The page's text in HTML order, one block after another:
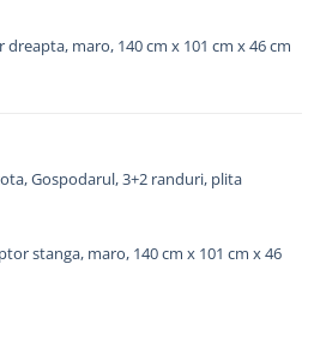
maro, 140 cm x 101 cm x 46 cm
Gospodarul, 3+2 randuri, plita
stanga, maro, 140 cm x 101 cm x 46